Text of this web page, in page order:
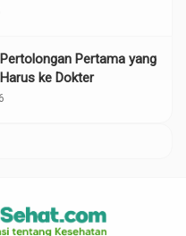
Pertama yang
ke Dokter